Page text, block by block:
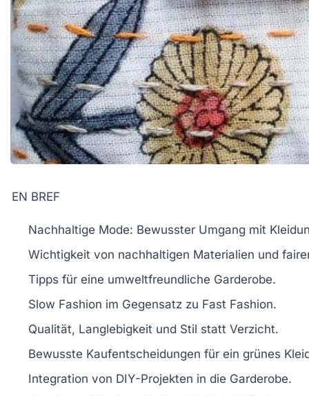
EN BREF
Nachhaltige Mode: Bewusster Umgang mit
Wichtigkeit von nachhaltigen Materialien und
Tipps für eine umweltfreundliche Garderobe.
Slow Fashion im Gegensatz zu Fast Fashion.
Qualität, Langlebigkeit und Stil statt Verzicht.
Bewusste Kaufentscheidungen für ein grünes
Integration von DIY-Projekten in die Garderobe.